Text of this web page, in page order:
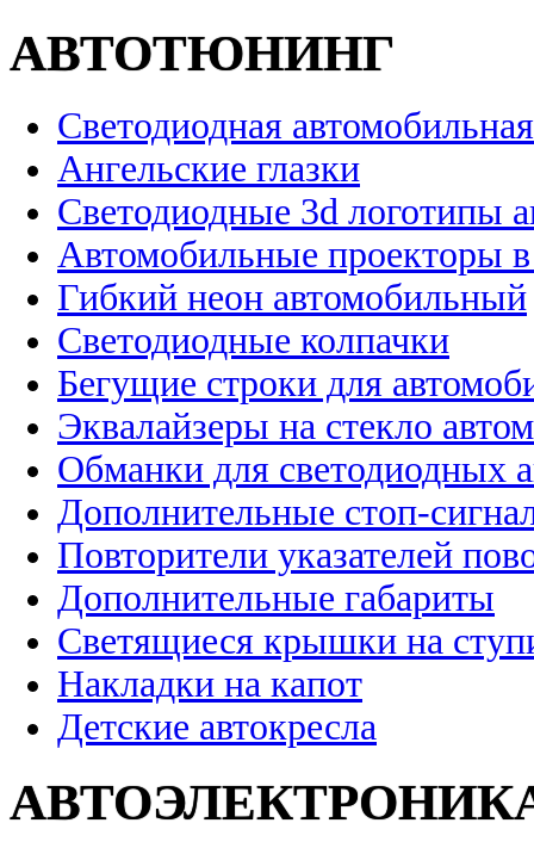
АВТОТЮНИНГ
Светодиодная
Ангельские глазки
Светодиодные 3d логотипы
Автомобильные проекторы
Гибкий неон автомобильный
Светодиодные колпачки
Бегущие строки для
Эквалайзеры на стекло
Обманки для светодиодных
Дополнительные стоп-
Повторители указателей
Дополнительные габариты
Светящиеся крышки на
Накладки на капот
Детские автокресла